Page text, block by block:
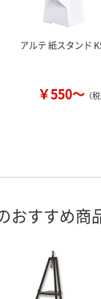
アルテ 紙スタンド
￥550～ （
おすすめ商